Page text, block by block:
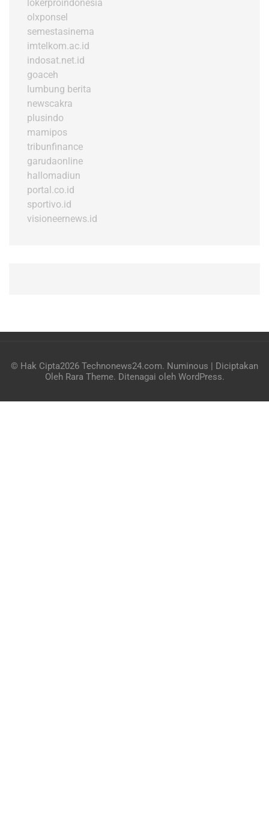
lokerproindonesia
olxponsel
semestasinema
imtelkom.ac.id
indosat.net.id
goaceh
lumbung berita
newscakra
plusindo
mamipos
tribunfinance
garudaonline
hallomadiun
portal.co.id
sportivo.id
visioneernews.id
© Hak Cipta2026 Technonews24.com. Numinous | Diciptakan
Oleh Rara Theme. Ditenagai oleh WordPress.